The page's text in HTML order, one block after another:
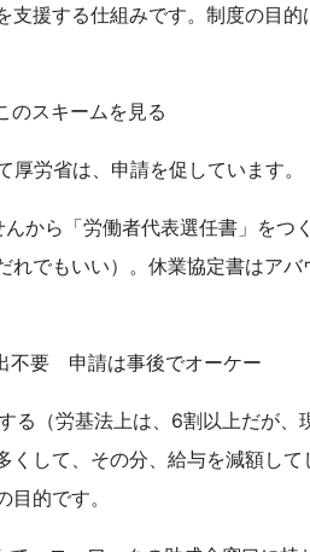
援する仕組みです。制度の目
のスキーム を見る
厚労省は、申請を促しています。
から「労働者代表選任書」をつ
れでもいい）。休業協定書はア
不要 申請は事後でオーケー
る（労基法上は、6割以上だが、
して、その分、給与を減額して
的です。